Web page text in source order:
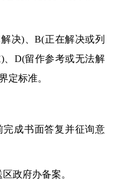
决)、B(正在解决或列
、D(留作参考或无法解
定标准。
完成书面答复并征询意
政府办备案。